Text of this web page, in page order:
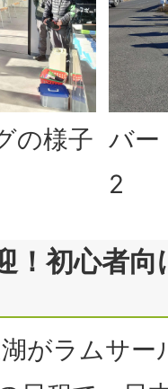
の様子 バー
2
！初心者
がラムサー